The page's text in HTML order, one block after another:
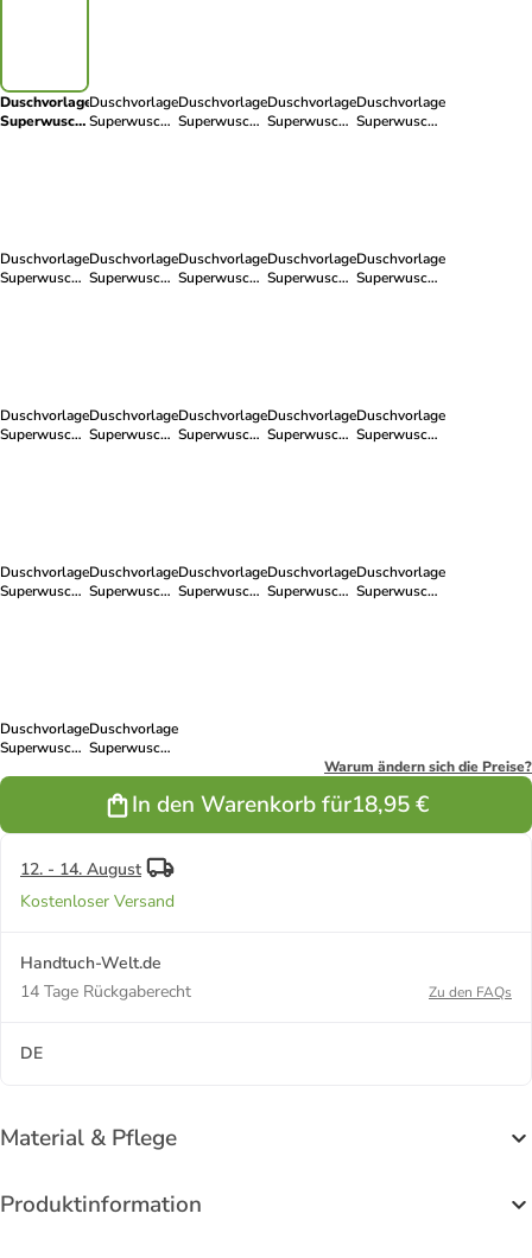
Duschvorlage
Superwuschel
Duschvorlage
Superwuschel
Duschvorlage
Superwuschel
Duschvorlage
Superwuschel
Duschvorlage
Superwuschel
Duschvorlage
Superwuschel
Duschvorlage
Superwuschel
Duschvorlage
Superwuschel
Duschvorlage
Superwuschel
Duschvorlage
Superwuschel
Duschvorlage
Superwuschel
Duschvorlage
Superwuschel
Duschvorlage
Superwuschel
Duschvorlage
Superwuschel
Duschvorlage
Superwuschel
Duschvorlage
Superwuschel
Duschvorlage
Superwuschel
Duschvorlage
Superwuschel
Duschvorlage
Superwuschel
Duschvorlage
Superwuschel
Duschvorlage
Superwuschel
Duschvorlage
Superwuschel
Warum ändern sich die Preise?
In den Warenkorb für18,95 €
12. - 14. August
Kostenloser Versand
Handtuch-Welt.de
14 Tage Rückgaberecht
Zu den FAQs
DE
Material & Pflege
Produktinformation